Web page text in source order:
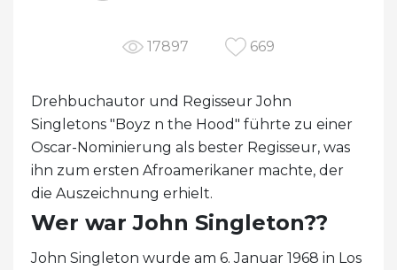
17897 669
Drehbuchautor und Regisseur John
Singletons "Boyz n the Hood" führte zu einer
Oscar-Nominierung als bester Regisseur, was
ihn zum ersten Afroamerikaner machte, der
die Auszeichnung erhielt.
Wer war John Singleton??
John Singleton wurde am 6. Januar 1968 in Los